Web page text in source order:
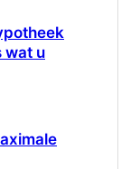
wat u